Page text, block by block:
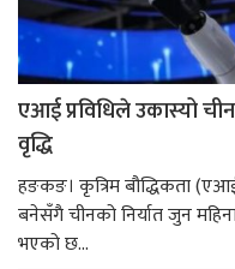
एआई प्रविधिले उकास्यो
वृद्धि
हङकङ। कृत्रिम बौद्धिकता
बनेसँगै चीनको निर्यात जुन
भएको छ...